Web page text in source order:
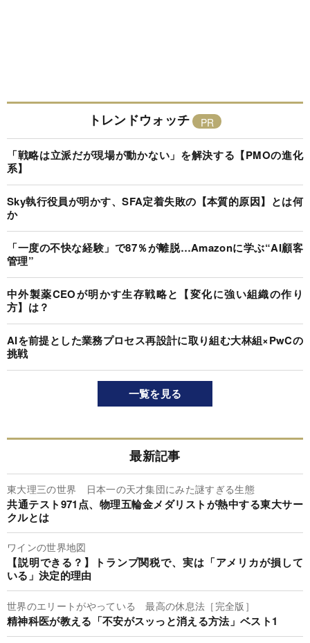
トレンドウォッチ
「戦略は立派だが現場が動かない」を解決する【PMOの進化
系】
Sky執行役員が明かす、SFA定着失敗の【本質的原因】とは何
か
「一度の不快な経験」で87％が離脱…Amazonに学ぶ“AI顧客
管理”
中外製薬CEOが明かす生存戦略と【変化に強い組織の作り
方】は？
AIを前提とした業務プロセス再設計に取り組む大林組×PwCの
挑戦
一覧を見る
最新記事
東大理三の世界 日本一の天才集団にみた謎すぎる生態
共通テスト971点、物理五輪金メダリストが熱中する東大サー
クルとは
ワインの世界地図
【説明できる？】トランプ関税で、実は「アメリカが損して
いる」決定的理由
世界のエリートがやっている 最高の休息法［完全版］
精神科医が教える「不安がスッっと消える方法」ベスト1